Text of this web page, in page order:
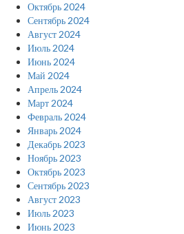
Октябрь 2024
Сентябрь 2024
Август 2024
Июль 2024
Июнь 2024
Май 2024
Апрель 2024
Март 2024
Февраль 2024
Январь 2024
Декабрь 2023
Ноябрь 2023
Октябрь 2023
Сентябрь 2023
Август 2023
Июль 2023
Июнь 2023